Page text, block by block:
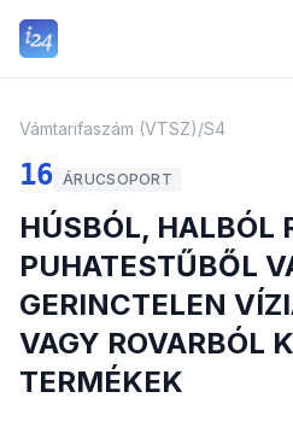
Vámtarifaszám (VTSZ)/S4
16 ÁRUCSOPORT
HÚSBÓL, HALBÓL
PUHATESTŰBŐL
GERINCTELEN
VAGY ROVARBÓL
TERMÉKEK